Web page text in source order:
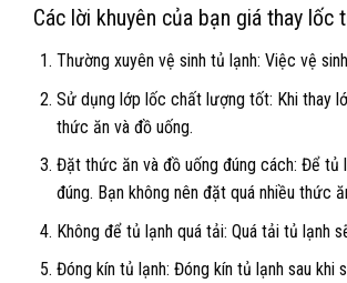
Các lời khuyên của bạn giá thay lốc
Thường xuyên vệ sinh tủ lạnh: Việc vệ
Sử dụng lớp lốc chất lượng tốt: Khi thay
thức ăn và đồ uống.
Đặt thức ăn và đồ uống đúng cách: Để tủ
đúng. Bạn không nên đặt quá nhiều thức
Không để tủ lạnh quá tải: Quá tải tủ lạnh
Đóng kín tủ lạnh: Đóng kín tủ lạnh sau